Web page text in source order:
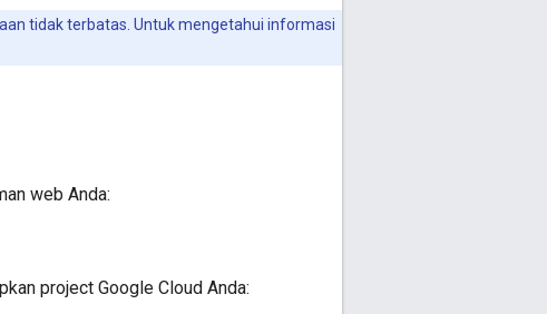
tidak terbatas. Untuk mengetahui informasi
web Anda:
project Google Cloud Anda: